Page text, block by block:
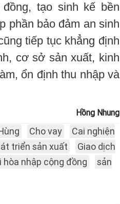
tạo sinh kế bền
phần bảo đảm an sinh
tiếp tục khẳng định
cơ sở sản xuất, kinh
ổn định thu nhập và
Hồng Nhung
Cho vay
Cai nghiện
triển sản xuất
Giao dịch
hòa nhập cộng đồng
sản